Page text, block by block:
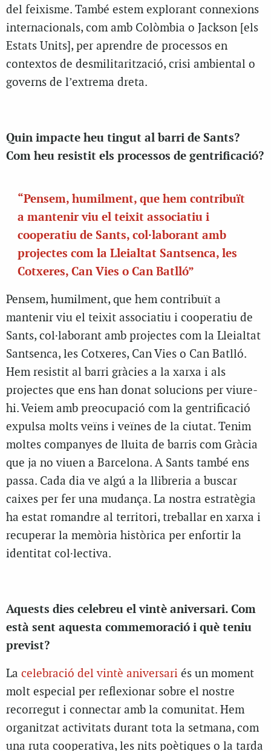
del feixisme. També estem explorant connexions
internacionals, com amb Colòmbia o Jackson [els
Estats Units], per aprendre de processos en
contextos de desmilitarització, crisi ambiental o
governs de l’extrema dreta.
Quin impacte heu tingut al barri de Sants?
Com heu resistit els processos de gentrificació?
“Pensem, humilment, que hem contribuït
a mantenir viu el teixit associatiu i
cooperatiu de Sants, col·laborant amb
projectes com la Lleialtat Santsenca, les
Cotxeres, Can Vies o Can Batlló”
Pensem, humilment, que hem contribuït a
mantenir viu el teixit associatiu i cooperatiu de
Sants, col·laborant amb projectes com la Lleialtat
Santsenca, les Cotxeres, Can Vies o Can Batlló.
Hem resistit al barri gràcies a la xarxa i als
projectes que ens han donat solucions per viure-
hi. Veiem amb preocupació com la gentrificació
expulsa molts veïns i veïnes de la ciutat. Tenim
moltes companyes de lluita de barris com Gràcia
que ja no viuen a Barcelona. A Sants també ens
passa. Cada dia ve algú a la llibreria a buscar
caixes per fer una mudança. La nostra estratègia
ha estat romandre al territori, treballar en xarxa i
recuperar la memòria històrica per enfortir la
identitat col·lectiva.
Aquests dies celebreu el vintè aniversari. Com
està sent aquesta commemoració i què teniu
previst?
La celebració del vintè aniversari és un moment
molt especial per reflexionar sobre el nostre
recorregut i connectar amb la comunitat. Hem
organitzat activitats durant tota la setmana, com
una ruta cooperativa, les nits poètiques o la tarda